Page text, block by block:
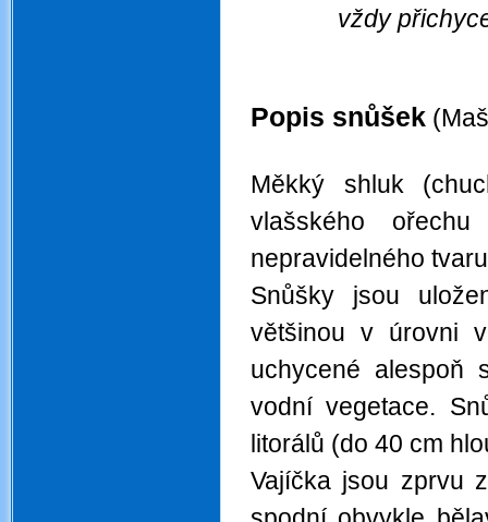
vždy
Popis snůšek
Měkký shluk
vlašského
nepravidelného
Snůšky jsou
většinou v úrovni
uchycené alespoň
vodní vegetace.
litorálů (do 40 cm
Vajíčka jsou zprvu